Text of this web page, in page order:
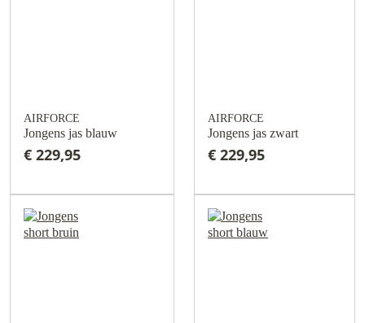
AIRFORCE
Jongens jas blauw
€ 229,95
AIRFORCE
Jongens jas zwart
€ 229,95